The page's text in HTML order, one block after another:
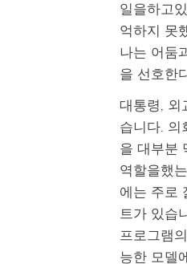
일을하고
억하지 못
나는 어둠
을 선호한
대통령,
습니다. 의
을 대부분
역할을했
에는 주로
트가 있습
프로그램
능한 모델